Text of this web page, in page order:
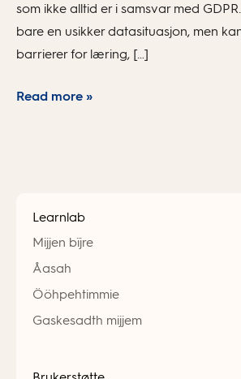
som ikke alltid er i samsvar med
bare en usikker datasituasjon, men
barrierer for læring, […]
Read more »
Learnlab
Mijjen bïjre
Åasah
Ööhpehtimmie
Gaskesadth mijjem